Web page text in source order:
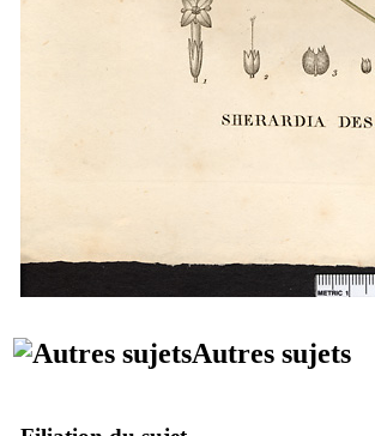
Autres sujets